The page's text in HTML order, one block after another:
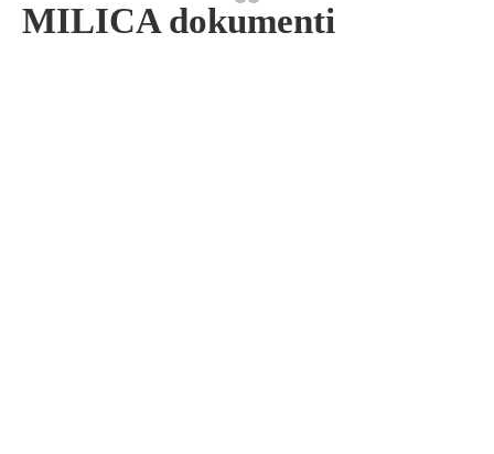
MILICA dokumenti